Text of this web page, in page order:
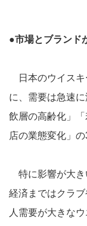
●市場とブランド
日本のウイスキ
に、需要は急速
飲層の高齢化」
店の業態変化」の
特に影響が大き
経済まではクラ
人需要が大きな